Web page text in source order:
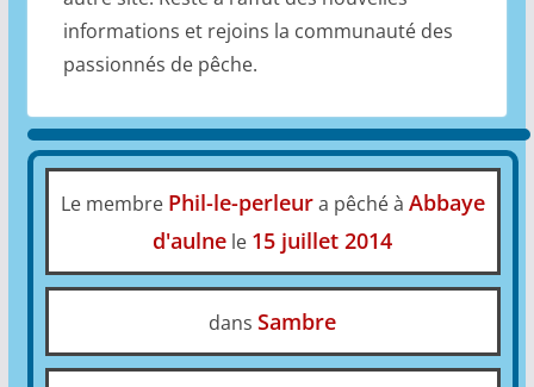
informations et rejoins la communauté des
passionnés de pêche.
Le membre Phil-le-perleura pêché à Abbaye
d'aulne le 15 juillet 2014
dansSambre